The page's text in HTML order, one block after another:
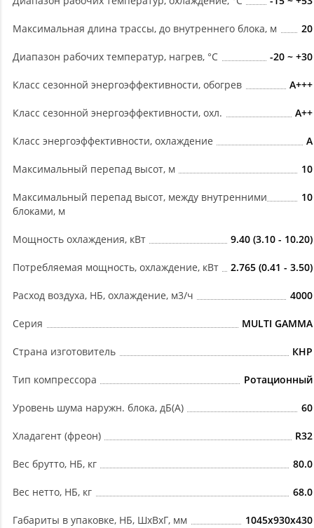
Максимальная длина трассы, до внутреннего блока, м 20
Диапазон рабочих температур, нагрев, °C -20 ~ +30
Класс сезонной энергоэффективности, обогрев A+++
Класс сезонной энергоэффективности, охл. A++
Класс энергоэффективности, охлаждение A
Максимальный перепад высот, м 10
Максимальный перепад высот, между внутренними
блоками, м
10
Мощность охлаждения, кВт 9.40 (3.10 - 10.20)
Потребляемая мощность, охлаждение, кВт 2.765 (0.41 - 3.50)
Расход воздуха, НБ, охлаждение, м3/ч 4000
Серия MULTI GAMMA
Страна изготовитель КНР
Тип компрессора Ротационный
Уровень шума наружн. блока, дБ(А) 60
Хладагент (фреон) R32
Вес брутто, НБ, кг 80.0
Вес нетто, НБ, кг 68.0
Габариты в упаковке, НБ, ШxВxГ, мм 1045x930x430